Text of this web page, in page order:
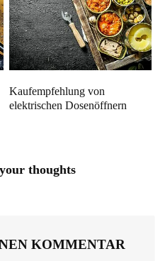
Kaufempfehlung von
elektrischen Dosenöffnern
thoughts
KOMMENTAR